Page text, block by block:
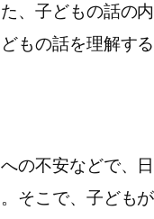
、子どもの話
もの話を理解する
の不安などで、
そこで、子ども